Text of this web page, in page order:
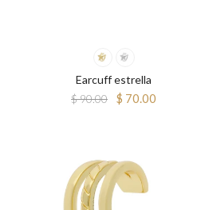
Earcuff estrella
$ 90.00
$ 70.00